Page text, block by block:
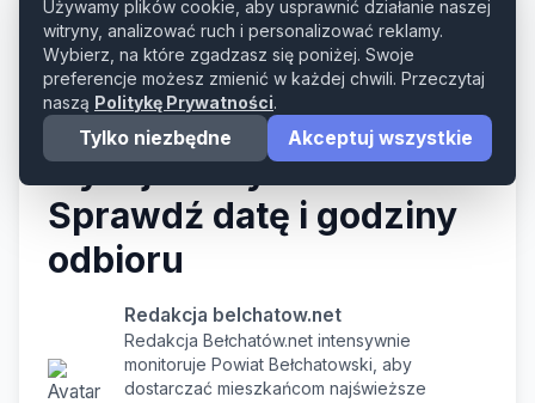
Używamy plików cookie, aby usprawnić działanie naszej
witryny, analizować ruch i personalizować reklamy.
Wybierz, na które zgadzasz się poniżej. Swoje
preferencje możesz zmienić w każdej chwili. Przeczytaj
naszą Politykę Prywatności.
Tylko niezbędne Akceptuj wszystkie
Kultura
Dodano: 24.10.2025
Biblioteka w Bełchatowie
wydaje kody LEGIMI.
Sprawdź datę i godziny
odbioru
Redakcja belchatow.net
Redakcja Bełchatów.net intensywnie
monitoruje Powiat Bełchatowski, aby
dostarczać mieszkańcom najświeższe